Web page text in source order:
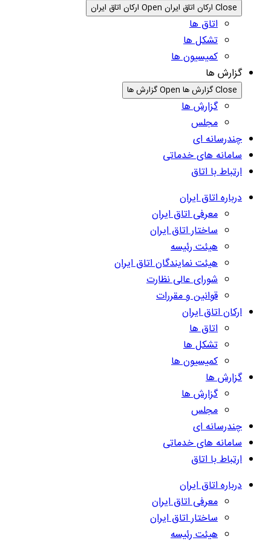
Close ارکان اتاق ایران Open ارکان اتاق ایران
اتاق ها
تشکل ها
کمیسیون ها
گزارش ها
Close گزارش ها Open گزارش ها
گزارش ها
مجلس
چندرسانه ای
سامانه های خدماتی
ارتباط با اتاق
درباره اتاق ایران
معرفی اتاق ایران
ساختار اتاق ایران
هیئت رئیسه
هیئت نمایندگان اتاق ایران
شورای عالی نظارت
قوانین و مقررات
ارکان اتاق ایران
اتاق ها
تشکل ها
کمیسیون ها
گزارش ها
گزارش ها
مجلس
چندرسانه ای
سامانه های خدماتی
ارتباط با اتاق
درباره اتاق ایران
معرفی اتاق ایران
ساختار اتاق ایران
هیئت رئیسه